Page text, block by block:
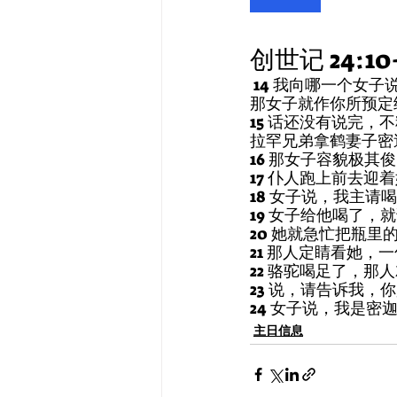
创世记
那女子就作你所预
15 话还没有说完，
拉罕兄弟拿鹤妻子
16 那女子容貌极其
17 仆人跑上前去迎
18 女子说，我主请
19 女子给他喝了，
20 她就急忙把瓶里
21 那人定睛看她，
22 骆驼喝足了，那
23 说，请告诉我，
24 女子说，我是密
主日信息